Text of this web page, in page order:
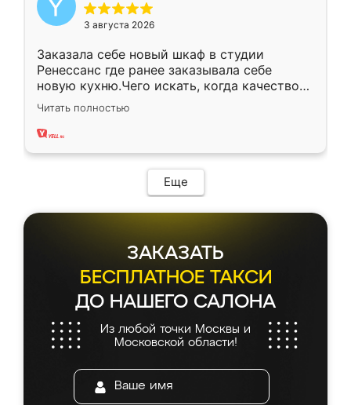
3 августа 2026
Заказала себе новый шкаф в студии
Ренессанс где ранее заказывала себе
новую кухню.Чего искать, когда качеством
вполне довольна. Служит кухня уже почти
два года, нареканий нет.
Читать полностью
Еще
ЗАКАЗАТЬ
БЕСПЛАТНОЕ ТАКСИ
ДО НАШЕГО САЛОНА
Из любой точки Москвы и
Московской области!